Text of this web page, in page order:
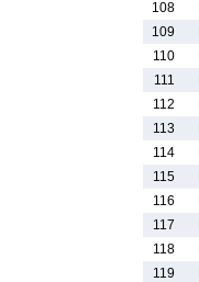
108
109
110
111
112
113
114
115
116
117
118
119